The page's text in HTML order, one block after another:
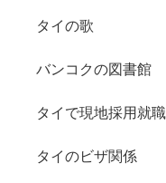
タイの歌
バンコクの図書館
タイで現地採用就職
タイのビザ関係